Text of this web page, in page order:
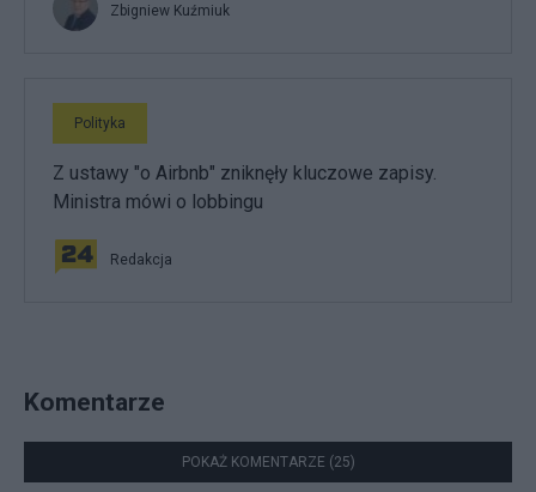
Zbigniew Kuźmiuk
Polityka
Z ustawy "o Airbnb" zniknęły kluczowe zapisy.
Ministra mówi o lobbingu
Redakcja
Komentarze
POKAŻ KOMENTARZE (25)